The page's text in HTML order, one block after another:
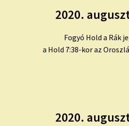
2020.
Fogyó Hold a Rák
a Hold 7:38-kor az
2020.